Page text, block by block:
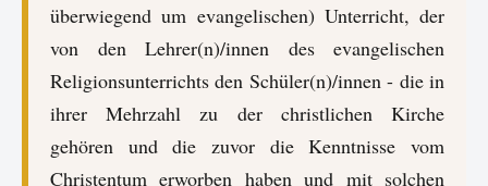
überwiegend um evangelischen) Unterricht, der
von den Lehrer(n)/innen des evangelischen
Religionsunterrichts den Schüler(n)/innen - die in
ihrer Mehrzahl zu der christlichen Kirche
gehören und die zuvor die Kenntnisse vom
Christentum erworben haben und mit solchen